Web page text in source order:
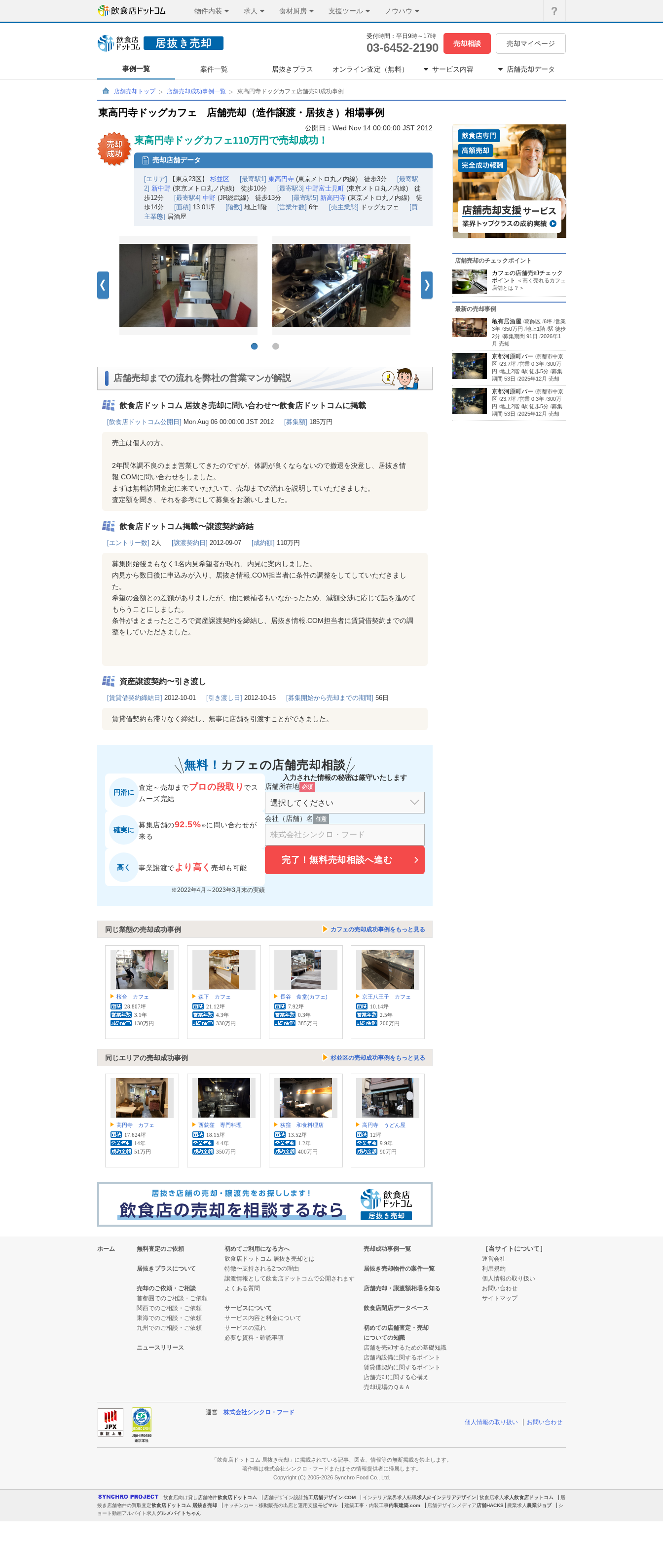
物件内装 求人 食材厨房 支援ツール ノウハウ
受付時間：平日9時～17時
03-6452-2190 売却相談 売却マイページ
事例一覧 案件一覧 居抜きプラス オンライン査定（無料） サービス内容 店舗売却データ
店舗売却トップ 店舗売却成功事例一覧 東高円寺ドッグカフェ店舗売却成功事例
東高円寺ドッグカフェ 店舗売却（造作譲渡・居抜き）相場事例
公開日：Wed Nov 14 00:00:00 JST 2012
東高円寺ドッグカフェ110万円で売却成功！
売却店舗データ
[エリア] 【東京23区】 杉並区 [最寄駅1] 東高円寺 (東京メトロ丸ノ内線) 徒歩3分
[最寄駅
2] 新中野 (東京メトロ丸ノ内線) 徒歩10分 [最寄駅3] 中野富士見町 (東京メトロ丸ノ内線) 徒
歩12分
[最寄駅4] 中野 (JR総武線) 徒歩13分 [最寄駅5] 新高円寺 (東京メトロ丸ノ内線) 徒
歩14分
[面積] 13.01坪 [階数] 地上1階 [営業年数] 6年 [売主業態] ドッグカフェ
[買
主業態] 居酒屋
店舗売却までの流れを弊社の営業マンが解説
飲食店ドットコム 居抜き売却に問い合わせ〜飲食店ドットコムに掲載
[飲食店ドットコム公開日] Mon Aug 06 00:00:00 JST 2012 [募集額] 185万円
売主は個人の方。
2年間体調不良のまま営業してきたのですが、体調が良くならないので撤退を決意し、居抜き情
報.COMに問い合わせをしました。
まずは無料訪問査定に来ていただいて、売却までの流れを説明していただきました。
査定額を聞き、それを参考にして募集をお願いしました。
飲食店ドットコム掲載〜譲渡契約締結
[エントリー数] 2人 [譲渡契約日] 2012-09-07 [成約額] 110万円
募集開始後まもなく1名内見希望者が現れ、内見に案内しました。
内見から数日後に申込みが入り、居抜き情報.COM担当者に条件の調整をしてしていただきまし
た。
希望の金額との差額がありましたが、他に候補者もいなかったため、減額交渉に応じて話を進めて
もらうことにしました。
条件がまとまったところで資産譲渡契約を締結し、居抜き情報.COM担当者に賃貸借契約までの調
整をしていただきました。
資産譲渡契約〜引き渡し
[賃貸借契約締結日] 2012-10-01 [引き渡し日] 2012-10-15 [募集開始から売却までの期間] 56日
賃貸借契約も滞りなく締結し、無事に店舗を引渡すことができました。
無料！ カフェの店舗売却相談
円滑に
査定～売却までプロの段取り でス
ムーズ完結
確実に
募集店舗の92.5%※に 問い合わせが
来る
高く 事業譲渡でより高く売却も可能
※2022年4月～2023年3月末の実績
入力された情報の秘密は厳守いたします
店舗所在地 必須
会社（店舗）名 任意
完了！無料売却相談へ進む
同じ業態の売却成功事例 カフェの売却成功事例をもっと見る
桜台 カフェ
28.807坪
3.1年
130万円
森下 カフェ
21.12坪
4.3年
330万円
長谷 食堂(カフェ)
7.92坪
0.3年
385万円
京王八王子 カフェ
10.14坪
2.5年
200万円
同じエリアの売却成功事例 杉並区の売却成功事例をもっと見る
高円寺 カフェ
17.624坪
14年
51万円
西荻窪 専門料理
18.15坪
4.4年
350万円
荻窪 和食料理店
13.52坪
1.2年
400万円
高円寺 うどん屋
12坪
9.9年
90万円
店舗売却のチェックポイント
カフェの店舗売却チェック
ポイント
＜高く売れるカフェ
店舗とは？＞
最新の売却事例
亀有居酒屋 /葛飾区 /6坪 /営業
3年 /350万円 /地上1階 /駅 徒歩
2分 /募集期間 91日 /2026年1
月 売却
京都河原町バー /京都市中京
区 /23.7坪 /営業 0.3年 /300万
円 /地上2階 /駅 徒歩5分 /募集
期間 53日 /2025年12月 売却
京都河原町バー /京都市中京
区 /23.7坪 /営業 0.3年 /300万
円 /地上2階 /駅 徒歩5分 /募集
期間 53日 /2025年12月 売却
ホーム 無料査定のご依頼
居抜きプラスについて
売却のご依頼・ご相談
首都圏でのご相談・ご依頼
関西でのご相談・ご依頼
東海でのご相談・ご依頼
九州でのご相談・ご依頼
ニュースリリース
初めてご利用になる方へ
飲食店ドットコム 居抜き売却とは
特徴〜支持される2つの理由
譲渡情報として飲食店ドットコムで公開されます
よくある質問
サービスについて
サービス内容と料金について
サービスの流れ
必要な資料・確認事項
売却成功事例一覧
居抜き売却物件の案件一覧
店舗売却・譲渡額相場を知る
飲食店閉店データベース
初めての店舗査定・売却
についての知識
店舗を売却するための基礎知識
店舗内設備に関するポイント
賃貸借契約に関するポイント
店舗売却に関する心構え
売却現場のＱ＆Ａ
［当サイトについて］
運営会社
利用規約
個人情報の取り扱い
お問い合わせ
サイトマップ
運営 株式会社シンクロ・フード
個人情報の取り扱い
お問い合わせ
「飲食店ドットコム 居抜き売却」に掲載されている記事、図表、情報等の無断掲載を禁止します。
著作権は株式会社シンクロ・フードまたはその情報提供者に帰属します。
Copyright (C) 2005-2026 Synchro Food Co., Ltd.
飲食店向け貸し店舗物件飲食店ドットコム 店舗デザイン設計施工店舗デザイン.COM インテリア業界求人転職求人@インテリアデザイン 飲食店求人求人飲食店ドットコム
居
抜き店舗物件の買取査定飲食店ドットコム 居抜き売却 キッチンカー・移動販売の出店と運用支援モビマル 建築工事・内装工事内装建築.com 店舗デザインメディア店舗HACKS 農業求人農業ジョブ
シ
ョート動画アルバイト求人 グルメバイトちゃん